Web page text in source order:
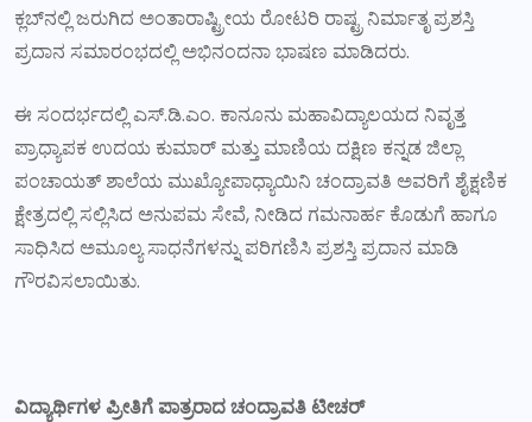
ಕ್ಲಬ್‌ನಲ್ಲಿ ಜರುಗಿದ ಅಂತಾರಾಷ್ಟ್ರೀಯ ರೋಟರಿ ರಾಷ್ಟ್ರ ನಿರ್ಮಾತೃ ಪ್ರಶಸ್ತಿ
ಪ್ರದಾನ ಸಮಾರಂಭದಲ್ಲಿ ಅಭಿನಂದನಾ ಭಾಷಣ ಮಾಡಿದರು.
ಈ ಸಂದರ್ಭದಲ್ಲಿ ಎಸ್.ಡಿ‌.ಎಂ. ಕಾನೂನು ಮಹಾವಿದ್ಯಾಲಯದ ನಿವೃತ್ತ
ಪ್ರಾಧ್ಯಾಪಕ ಉದಯ ಕುಮಾರ್ ಮತ್ತು ಮಾಣಿಯ ದಕ್ಷಿಣ ಕನ್ನಡ ಜಿಲ್ಲಾ
ಪಂಚಾಯತ್ ಶಾಲೆಯ ಮುಖ್ಯೋಪಾಧ್ಯಾಯಿನಿ ಚಂದ್ರಾವತಿ ಅವರಿಗೆ ಶೈಕ್ಷಣಿಕ
ಕ್ಷೇತ್ರದಲ್ಲಿ ಸಲ್ಲಿಸಿದ ಅನುಪಮ ಸೇವೆ, ನೀಡಿದ ಗಮನಾರ್ಹ ಕೊಡುಗೆ ಹಾಗೂ
ಸಾಧಿಸಿದ ಅಮೂಲ್ಯ ಸಾಧನೆಗಳನ್ನು ಪರಿಗಣಿಸಿ ಪ್ರಶಸ್ತಿ ಪ್ರದಾನ ಮಾಡಿ
ಗೌರವಿಸಲಾಯಿತು.
ವಿದ್ಯಾರ್ಥಿಗಳ ಪ್ರೀತಿಗೆ ಪಾತ್ರರಾದ ಚಂದ್ರಾವತಿ ಟೀಚರ್